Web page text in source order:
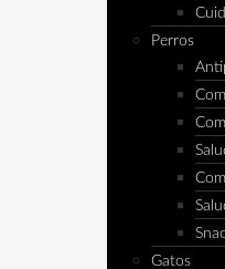
Perros
Gatos